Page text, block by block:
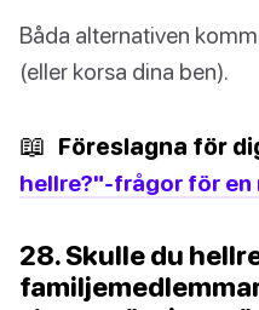
Båda alternativen
(eller korsa dina ben).
📖 Föreslagna för
hellre?"-frågor för en
28. Skulle du